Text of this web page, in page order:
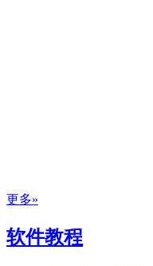
更多»
软件教程